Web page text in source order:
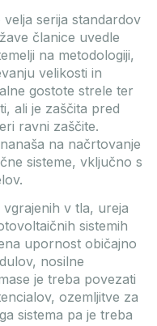
serija standardov
članice uvedle
na metodologiji,
velikosti in
gostote strele ter
ali je zaščita pred
ravni zaščite.
na načrtovanje
sisteme, vključno s
v tla, ureja
sistemih
upornost običajno
nosilne
je treba povezati
ozemljitve za
sistema pa je treba